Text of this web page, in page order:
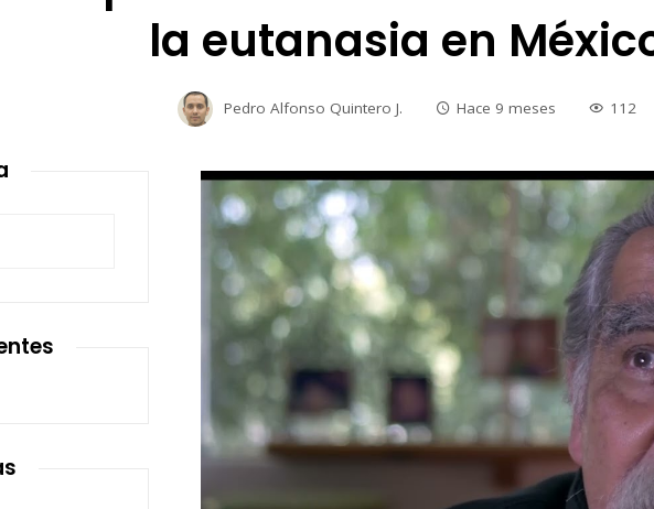
la eutanasia en
Pedro Alfonso Quintero J. Hace 9 meses 112